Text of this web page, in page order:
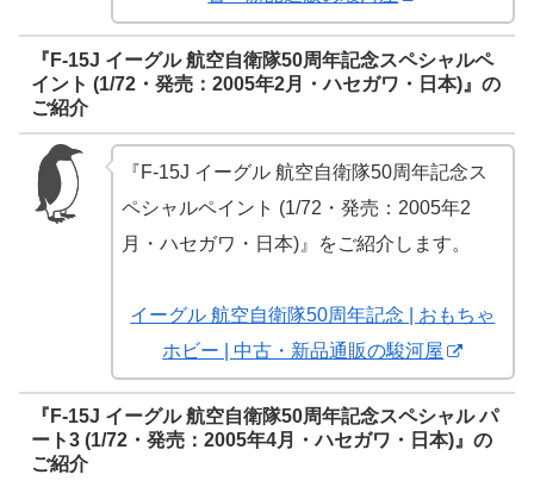
『F-15J イーグル 航空自衛隊50周年記念スペシャルペ
イント (1/72・発売：2005年2月・ハセガワ・日本)』の
ご紹介
『F-15J イーグル 航空自衛隊50周年記念ス
ペシャルペイント (1/72・発売：2005年2
月・ハセガワ・日本)』をご紹介します。
イーグル 航空自衛隊50周年記念 | おもちゃ
ホビー | 中古・新品通販の駿河屋
『F-15J イーグル 航空自衛隊50周年記念スペシャル パ
ート3 (1/72・発売：2005年4月・ハセガワ・日本)』の
ご紹介